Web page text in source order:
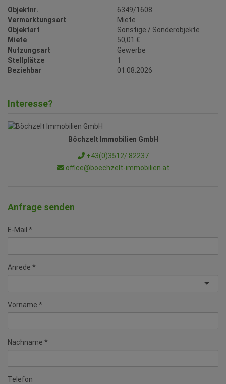
Objektnr.
6349/1608
Vermarktungsart
Miete
Objektart
Sonstige / Sonderobjekte
Miete
50,01 €
Nutzungsart
Gewerbe
Stellplätze
1
Beziehbar
01.08.2026
Interesse?
Böchzelt Immobilien GmbH
+43(0)3512/ 82237
office@boechzelt-immobilien.at
Anfrage senden
E-Mail
Anrede
Vorname
Nachname
Telefon